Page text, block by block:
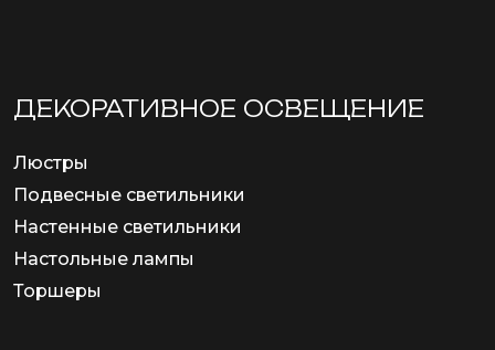
ДЕКОРАТИВНОЕ ОСВЕЩЕНИЕ
Люстры
Подвесные светильники
Настенные светильники
Настольные лампы
Торшеры